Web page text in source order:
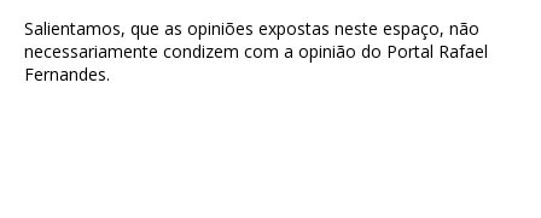
Salientamos, que as opiniões expostas neste espaço, não
necessariamente condizem com a opinião do Portal Rafael
Fernandes.